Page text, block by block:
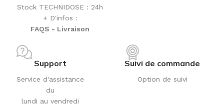
Stock TECHNIDOSE : 24h
+ D'infos :
FAQS - Livraison
Support
Service d'assistance
du
lundi au vendredi
Suivi de commande
Option de suivi